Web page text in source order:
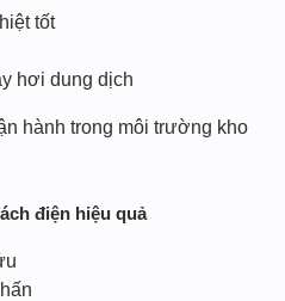
tốt
hơi dung dịch
hành trong môi trường kho
điện hiệu quả